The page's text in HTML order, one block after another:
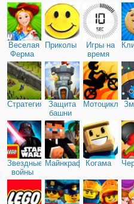
Веселая
Ферма
Приколы
Игры на
время
Стратегия
Защита
башни
Мотоциклы
Звездные
войны
МайнкрафтКогама